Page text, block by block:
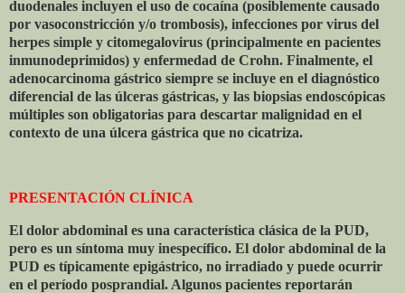
duodenales incluyen el uso de cocaína (posiblemente causado
por vasoconstricción y/o trombosis), infecciones por virus del
herpes simple y citomegalovirus (principalmente en pacientes
inmunodeprimidos) y enfermedad de Crohn. Finalmente, el
adenocarcinoma gástrico siempre se incluye en el diagnóstico
diferencial de las úlceras gástricas, y las biopsias endoscópicas
múltiples son obligatorias para descartar malignidad en el
contexto de una úlcera gástrica que no cicatriza.
PRESENTACIÓN CLÍNICA
El dolor abdominal es una característica clásica de la PUD,
pero es un síntoma muy inespecífico. El dolor abdominal de la
PUD es típicamente epigástrico, no irradiado y puede ocurrir
en el período posprandial. Algunos pacientes reportarán